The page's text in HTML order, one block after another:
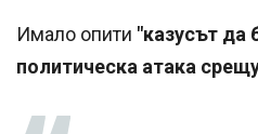
Имало опити "казусът да
политическа атака